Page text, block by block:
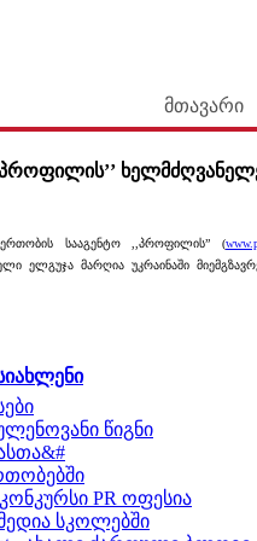
მთავარი
სააგენტო ,,პროფილის” (
ელგუჯა მარღია უკრაინაში
წიგნი
PR ოფესია
სკოლებში